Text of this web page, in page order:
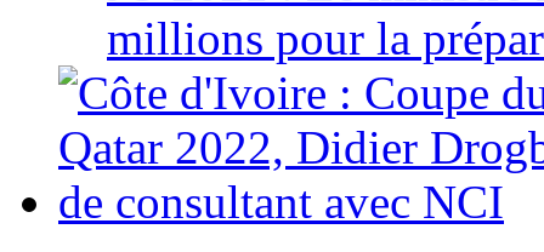
millions pour la